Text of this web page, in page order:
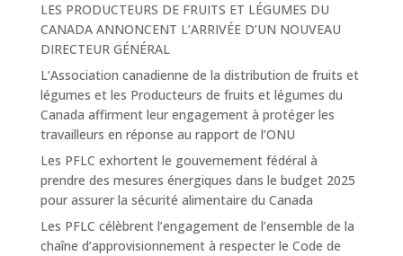
LES PRODUCTEURS DE FRUITS ET LÉGUMES DU
CANADA ANNONCENT L’ARRIVÉE D’UN NOUVEAU
DIRECTEUR GÉNÉRAL
L’Association canadienne de la distribution de fruits et
légumes et les Producteurs de fruits et légumes du
Canada affirment leur engagement à protéger les
travailleurs en réponse au rapport de l’ONU
Les PFLC exhortent le gouvernement fédéral à
prendre des mesures énergiques dans le budget 2025
pour assurer la sécurité alimentaire du Canada
Les PFLC célèbrent l’engagement de l’ensemble de la
chaîne d’approvisionnement à respecter le Code de